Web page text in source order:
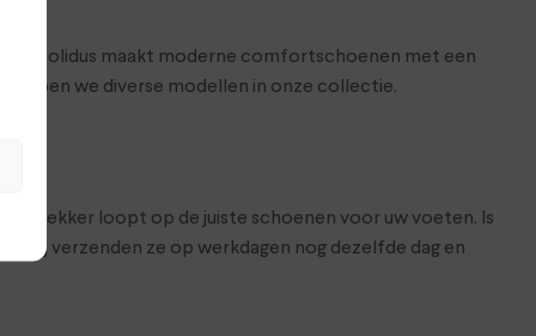
Solidus maakt moderne comfortschoenen met een
we diverse modellen in onze collectie.
je lekker loopt op de juiste schoenen voor uw voeten. Is
Wij verzenden ze op werkdagen nog dezelfde dag en